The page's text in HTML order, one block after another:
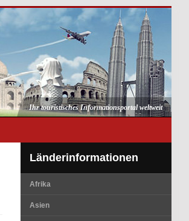
Ihr touristisches Informationsportal weltweit
Länderinformationen
Afrika
Asien